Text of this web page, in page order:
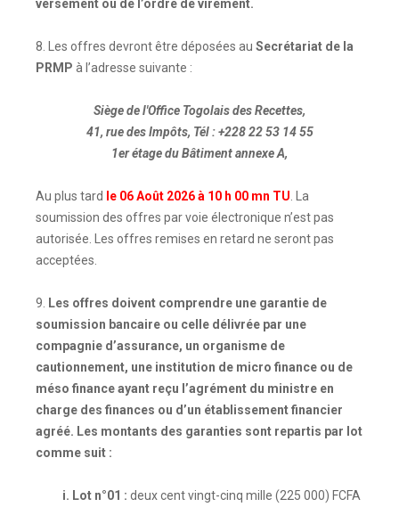
versement ou de l’ordre de virement.
8. Les offres devront être déposées au Secrétariat de la
PRMP à l’adresse suivante :
Siège de l'Office Togolais des Recettes,
41, rue des Impôts, Tél : +228 22 53 14 55
1er étage du Bâtiment annexe A,
Au plus tard le 06 Août 2026 à 10 h 00 mn TU . La
soumission des offres par voie électronique n’est pas
autorisée. Les offres remises en retard ne seront pas
acceptées.
9.
Les offres doivent comprendre une garantie de
soumission bancaire ou celle délivrée par une
compagnie d’assurance, un organisme de
cautionnement, une institution de micro finance ou de
méso finance ayant reçu l’agrément du ministre en
charge des finances ou d’un établissement financier
agréé. Les montants des garanties sont repartis par lot
comme suit :
i. Lot n°01 : deux cent vingt-cinq mille (225 000) FCFA